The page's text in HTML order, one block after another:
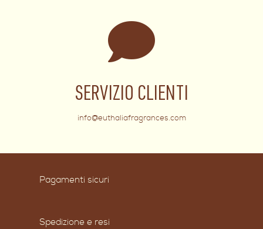
SERVIZIO CLIENTI
info@euthaliafragrances.com
Pagamenti sicuri
Spedizione e resi